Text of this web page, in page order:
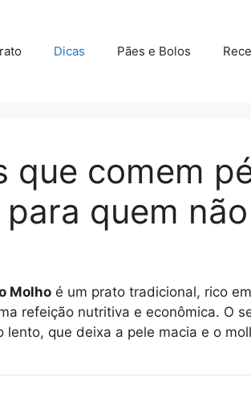
Dicas Pães e Bolos
que comem
quem
Molho é um prato tradicional, rico
refeição nutritiva e econômica. O
que deixa a pele macia e o